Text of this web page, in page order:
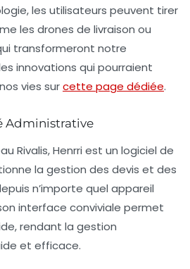
les utilisateurs peuvent tirer
les drones de livraison ou
transformeront notre
innovations qui pourraient
vies surcette page dédiée.
Administrative
Rivalis,Henrri est un logiciel de
la gestion des devis et des
n’importe quel appareil
interface conviviale permet
rendant la gestion
et efficace.